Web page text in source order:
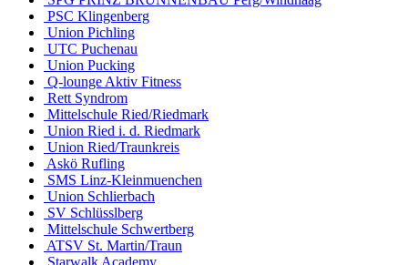
PSC Klingenberg
Union Pichling
UTC Puchenau
Union Pucking
Q-lounge Aktiv Fitness
Rett Syndrom
Mittelschule Ried/Riedmark
Union Ried i. d. Riedmark
Union Ried/Traunkreis
Askö Rufling
SMS Linz-Kleinmuenchen
Union Schlierbach
SV Schlüsslberg
Mittelschule Schwertberg
ATSV St. Martin/Traun